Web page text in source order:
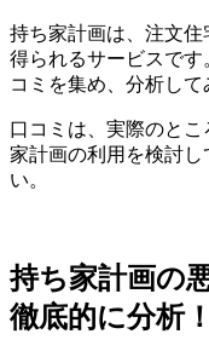
持ち家計画は、注文
得られるサービスで
コミを集め、分析して
口コミは、実際のと
家計画の利用を検討
い。
持ち家計画の
徹底的に分析！